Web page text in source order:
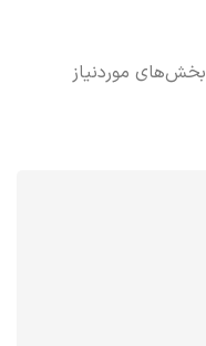
بخش‌های موردنیاز